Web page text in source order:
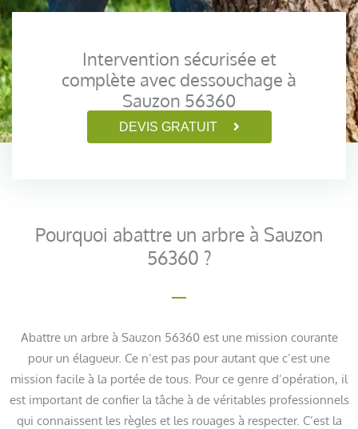
Intervention sécurisée et
complète avec dessouchage à
Sauzon 56360
DEVIS GRATUIT
Pourquoi abattre un arbre à Sauzon
56360 ?
Abattre un arbre à Sauzon 56360 est une mission courante
pour un élagueur. Ce n’est pas pour autant que c’est une
mission facile à la portée de tous. Pour ce genre d’opération, il
est important de confier la tâche à de véritables professionnels
qui connaissent les règles et les rouages à respecter. C’est la